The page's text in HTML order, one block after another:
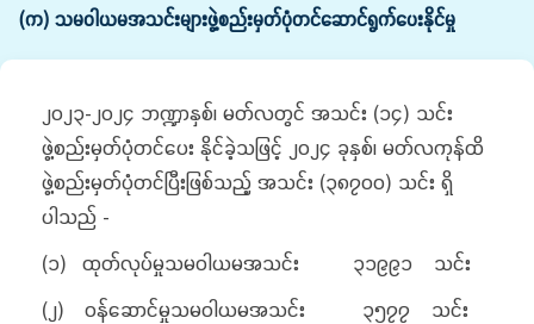
(က) သမဝါယမအသင်းများဖွဲ့စည်းမှတ်ပုံတင်ဆောင်ရွက်ပေးနိုင်မှု
၂၀၂၃-၂၀၂၄ ဘဏ္ဍာနှစ်၊ မတ်လတွင် အသင်း (၁၄) သင်း
ဖွဲ့စည်းမှတ်ပုံတင်ပေး နိုင်ခဲ့သဖြင့် ၂၀၂၄ ခုနှစ်၊ မတ်လကုန်ထိ
ဖွဲ့စည်းမှတ်ပုံတင်ပြီးဖြစ်သည့် အသင်း (၃၈၇၀၀) သင်း ရှိ
ပါသည် -
(၁) ထုတ်လုပ်မှုသမဝါယမအသင်း ၃၁၉၉၁ သင်း
(၂) ဝန်ဆောင်မှုသမဝါယမအသင်း ၃၅၇၇ သင်း